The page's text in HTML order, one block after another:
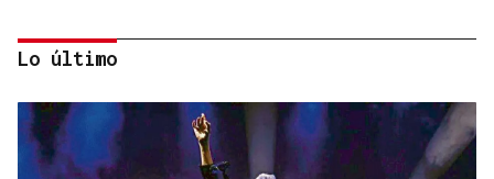
Lo último